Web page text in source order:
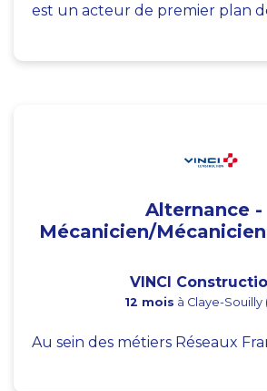
est un acteur de premier plan
Alternance -
Mécanicien/
VINCI
12 mois à Claye-Souilly
Au sein des métiers Réseaux